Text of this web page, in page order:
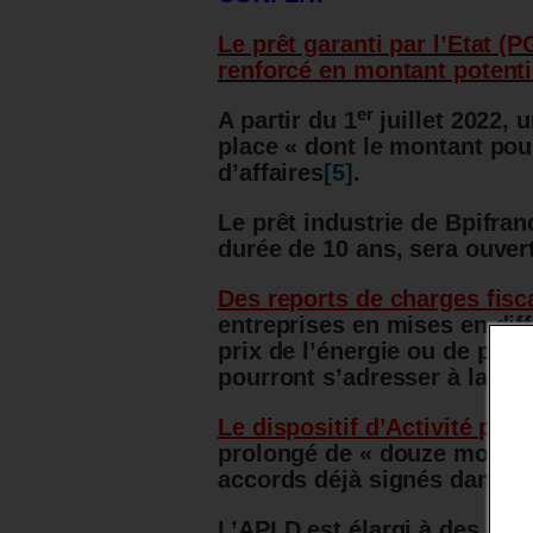
Le prêt garanti par l’Etat
renforcé en montant
A partir du 1erjuillet 2022,
place « dont le montant
d’affaires [5] .
Le prêt industrie de
durée de 10 ans, sera
Des reports de charges
entreprises en mises en
prix de l’énergie ou de
pourront s’adresser à la
Le dispositif d’Activité
prolongé de « douze mois
accords déjà signés dans